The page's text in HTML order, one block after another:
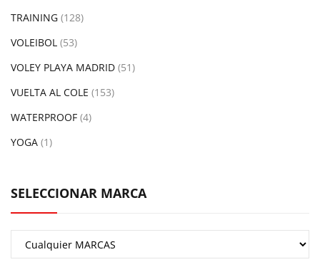
TRAINING (128)
VOLEIBOL (53)
VOLEY PLAYA MADRID (51)
VUELTA AL COLE (153)
WATERPROOF (4)
YOGA (1)
SELECCIONAR MARCA